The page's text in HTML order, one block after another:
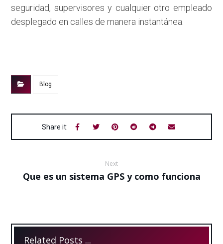
seguridad, supervisores y cualquier otro empleado
desplegado en calles de manera instantánea.
Blog
Next
Que es un sistema GPS y como funciona
Related Posts ...